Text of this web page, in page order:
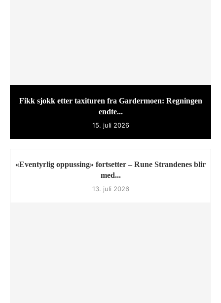
Fikk sjokk etter taxituren fra Gardermoen: Regningen
endte...
15. juli 2026
«Eventyrlig oppussing» fortsetter – Rune Strandenes blir
med...
13. juli 2026